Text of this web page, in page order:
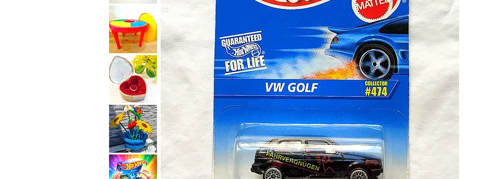
Women
Vintage
Black
Beaded
Rhinestone
Clutch
Purse
Wallet
Handmade
Bag
Evening
Lego
Table
2
in
1
Reversible
Activity
Round
Construction
Table
with
a
LEGO
Vintage
Silver
Plated
Zinc
Heart
Shaped
Hinged
Trinket
Ring
Box,
Vintage
RARE
GIANT
LEGO
Botanical